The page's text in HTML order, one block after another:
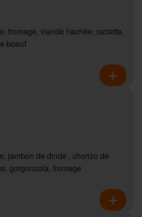
fromage, viande hachée, raclette,
boeuf
jambon de dinde , chorizo de
gorgonzola, fromage